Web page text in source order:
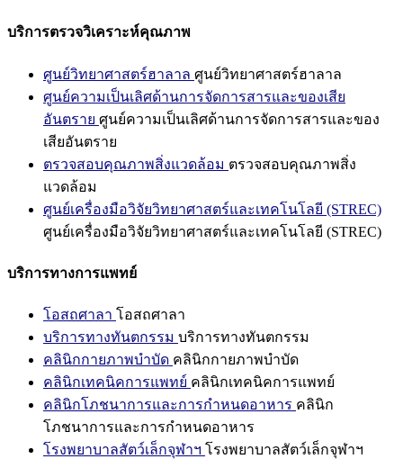
บริการตรวจวิเคราะห์คุณภาพ
ศูนย์วิทยาศาสตร์ฮาลาล ศูนย์วิทยาศาสตร์ฮาลาล
ศูนย์ความเป็นเลิศด้านการจัดการสารและของเสีย
อันตราย ศูนย์ความเป็นเลิศด้านการจัดการสารและของ
เสียอันตราย
ตรวจสอบคุณภาพสิ่งแวดล้อม ตรวจสอบคุณภาพสิ่ง
แวดล้อม
ศูนย์เครื่องมือวิจัยวิทยาศาสตร์และเทคโนโลยี (STREC)
ศูนย์เครื่องมือวิจัยวิทยาศาสตร์และเทคโนโลยี (STREC)
บริการทางการแพทย์
โอสถศาลา โอสถศาลา
บริการทางทันตกรรม บริการทางทันตกรรม
คลินิกกายภาพบำบัด คลินิกกายภาพบำบัด
คลินิกเทคนิคการแพทย์ คลินิกเทคนิคการแพทย์
คลินิกโภชนาการและการกำหนดอาหาร คลินิก
โภชนาการและการกำหนดอาหาร
โรงพยาบาลสัตว์เล็กจุฬาฯ โรงพยาบาลสัตว์เล็กจุฬาฯ